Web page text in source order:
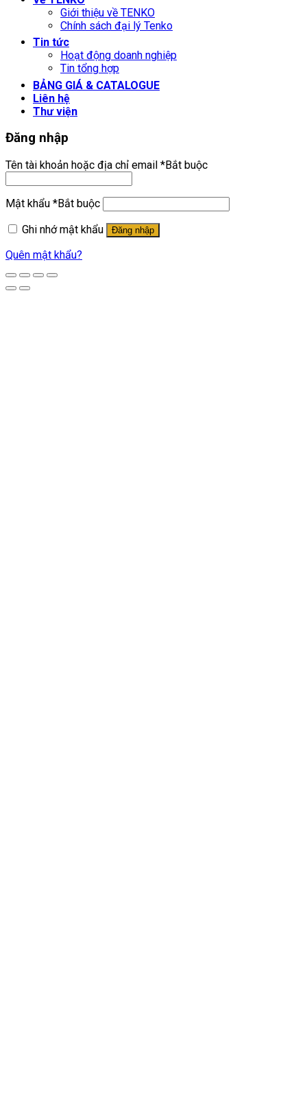
Giới thiệu về TENKO
Chính sách đại lý Tenko
Tin tức
Hoạt động doanh nghiệp
Tin tổng hợp
BẢNG GIÁ & CATALOGUE
Liên hệ
Thư viện
Đăng nhập
Tên tài khoản hoặc địa chỉ email *Bắt buộc
Mật khẩu *Bắt buộc
Ghi nhớ mật khẩu
Đăng nhập
Quên mật khẩu?